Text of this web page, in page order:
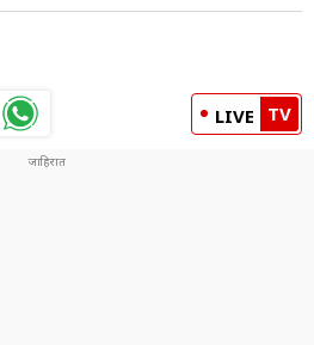
LIVE TV